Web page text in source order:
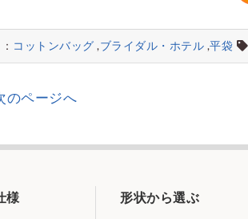
： コットンバッグ ,ブライダル・ホテル ,平袋
のページへ
様 形状から選ぶ